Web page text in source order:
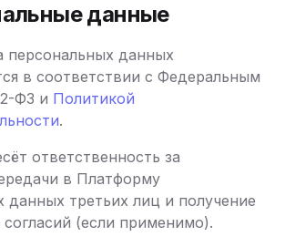
данные
персональных данных
в соответствии с Федеральным
ФЗ и Политикой
.
ответственность за
в Платформу
данных третьих лиц и получение
(если применимо).